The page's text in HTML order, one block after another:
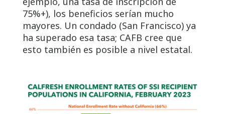
75%+), los beneficios serían mucho
mayores. Un condado (San Francisco) ya
ha superado esa tasa; CAFB cree que
esto también es posible a nivel estatal.